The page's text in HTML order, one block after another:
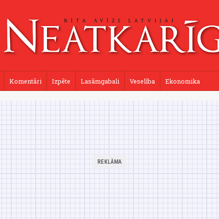
Komentāri Izpēte Lasāmgabali Veselība Ekonomika